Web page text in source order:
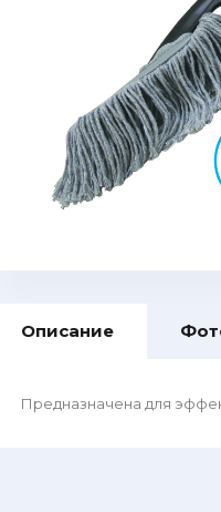
Описание
Предназначена для